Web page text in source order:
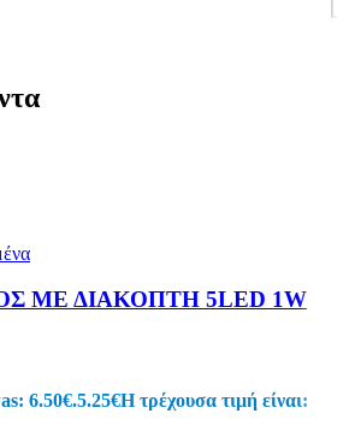
ΜΕ ΔΙΑΚΟΠΤΗ 5LED 1W
6.50€.5.25€Η τρέχουσα τιμή είναι: